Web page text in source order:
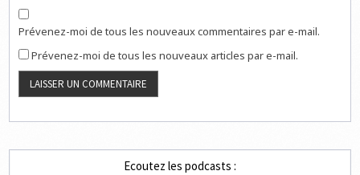
Prévenez-moi de tous les nouveaux commentaires par e-mail.
Prévenez-moi de tous les nouveaux articles par e-mail.
Ecoutez les podcasts :